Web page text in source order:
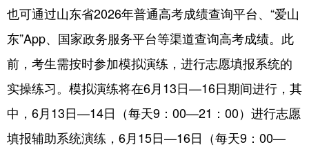
也可通过山东省2026年普通高考成绩查询平台、“爱山
东”App、国家政务服务平台等渠道查询高考成绩。此
前，考生需按时参加模拟演练，进行志愿填报系统的
实操练习。模拟演练将在6月13日—16日期间进行，其
中，6月13日—14日（每天9：00—21：00）进行志愿
填报辅助系统演练，6月15日—16日（每天9：00—